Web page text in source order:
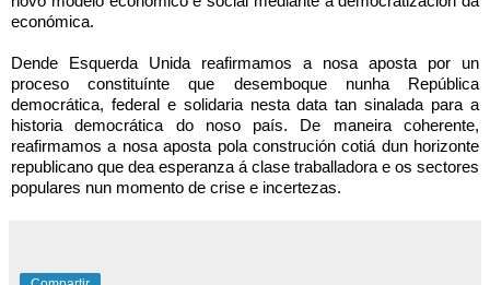
económica.
Dende Esquerda Unida reafirmamos a nosa aposta por un
proceso constituínte que desemboque nunha República
democrática, federal e solidaria nesta data tan sinalada para a
historia democrática do noso país. De maneira coherente,
reafirmamos a nosa aposta pola construción cotiá dun horizonte
republicano que dea esperanza á clase traballadora e os sectores
populares nun momento de crise e incertezas.